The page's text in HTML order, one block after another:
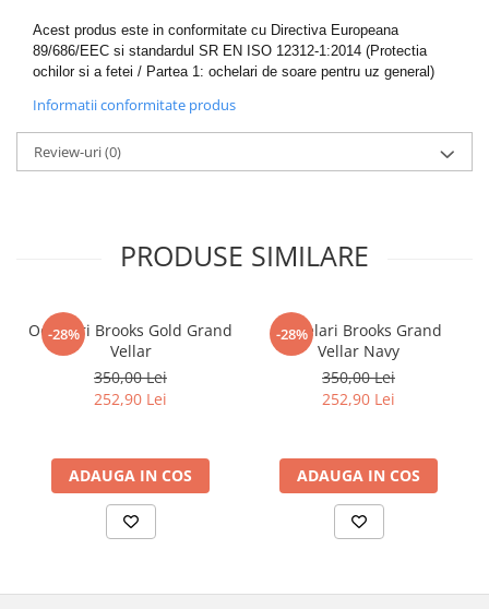
Acest produs este in conformitate cu Directiva Europeana
89/686/EEC si standardul SR EN ISO 12312-1:2014 (Protectia
ochilor si a fetei / Partea 1: ochelari de soare pentru uz general)
Informatii conformitate produs
Review-uri(0)
PRODUSE SIMILARE
-28%
Ochelari Brooks Gold Grand
Vellar
350,00 Lei
252,90 Lei
ADAUGA IN COS
-28%
Ochelari Brooks Grand
Vellar Navy
350,00 Lei
252,90 Lei
ADAUGA IN COS